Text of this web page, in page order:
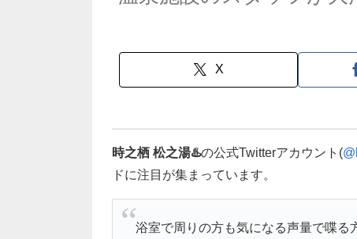
X
時之栖 松之湯♨️の公式Twitterアカウント(
ドに注目が集まっています。
浴室で周りの方も気になる声量で喋る